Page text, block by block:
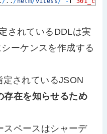
されているDDLは実
ーケンスを作成する
されているJSON
在を知らせるため
スペースはシャーデ